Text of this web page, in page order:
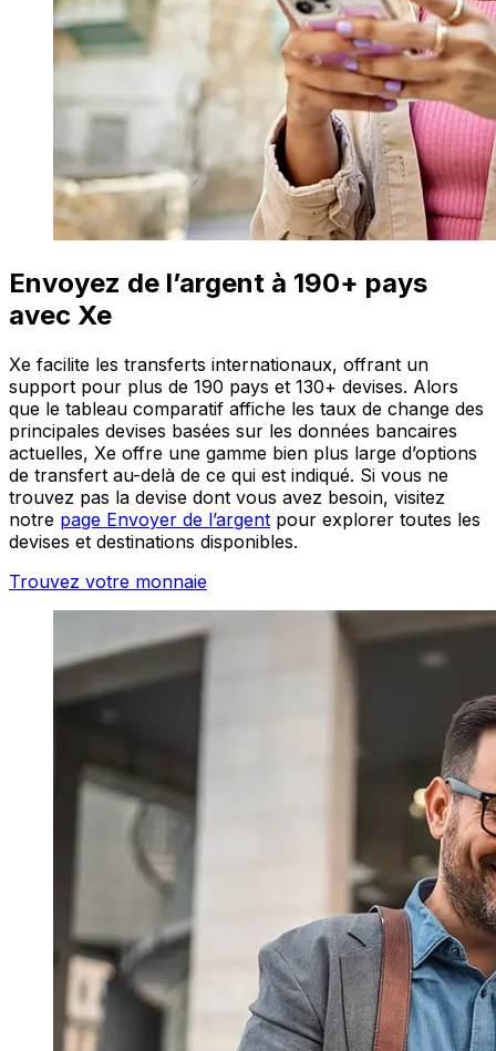
Envoyez de l’argent à 190+ pays
avec Xe
Xe facilite les transferts internationaux, offrant un
support pour plus de 190 pays et 130+ devises. Alors
que le tableau comparatif affiche les taux de change des
principales devises basées sur les données bancaires
actuelles, Xe offre une gamme bien plus large d’options
de transfert au-delà de ce qui est indiqué. Si vous ne
trouvez pas la devise dont vous avez besoin, visitez
notre page Envoyer de l’argent pour explorer toutes les
devises et destinations disponibles.
Trouvez votre monnaie